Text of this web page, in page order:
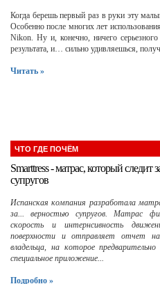
Когда берешь первый раз в руки эту
Особенно после многих лет
Nikon. Ну и, конечно, ничего
результата, и… сильно удивляешься,
Читать »
ЧТО ГДЕ ПОЧЁМ
Smarttress - матрас, который следит
супругов
Испанская компания разработала
за... верностью супругов. Матрас
скорость и интернсивность
поверхности и отправляет отчет
владельца, на которое
специальное приложение...
Подробно »